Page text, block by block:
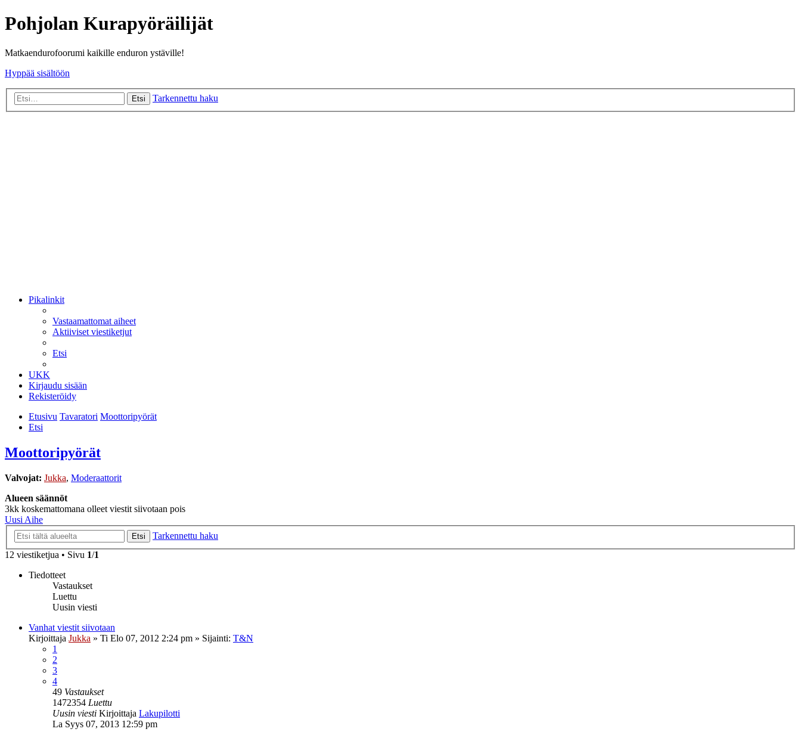
Pohjolan Kurapyöräilijät
Matkaendurofoorumi kaikille enduron ystäville!
Hyppää sisältöön
Etsi Tarkennettu haku
Pikalinkit
Vastaamattomat aiheet
Aktiiviset viestiketjut
Etsi
UKK
Kirjaudu sisään
Rekisteröidy
Etusivu Tavaratori Moottoripyörät
Etsi
Moottoripyörät
Valvojat: Jukka, Moderaattorit
Alueen säännöt
3kk koskemattomana olleet viestit siivotaan pois
Uusi Aihe
Etsi
Tarkennettu haku
12 viestiketjua • Sivu 1/1
Tiedotteet
Vastaukset
Luettu
Uusin viesti
Vanhat viestit siivotaan
Kirjoittaja Jukka » Ti Elo 07, 2012 2:24 pm » Sijainti: T&N
1
2
3
4
49 Vastaukset
1472354 Luettu
Uusin viesti Kirjoittaja Lakupilotti
La Syys 07, 2013 12:59 pm